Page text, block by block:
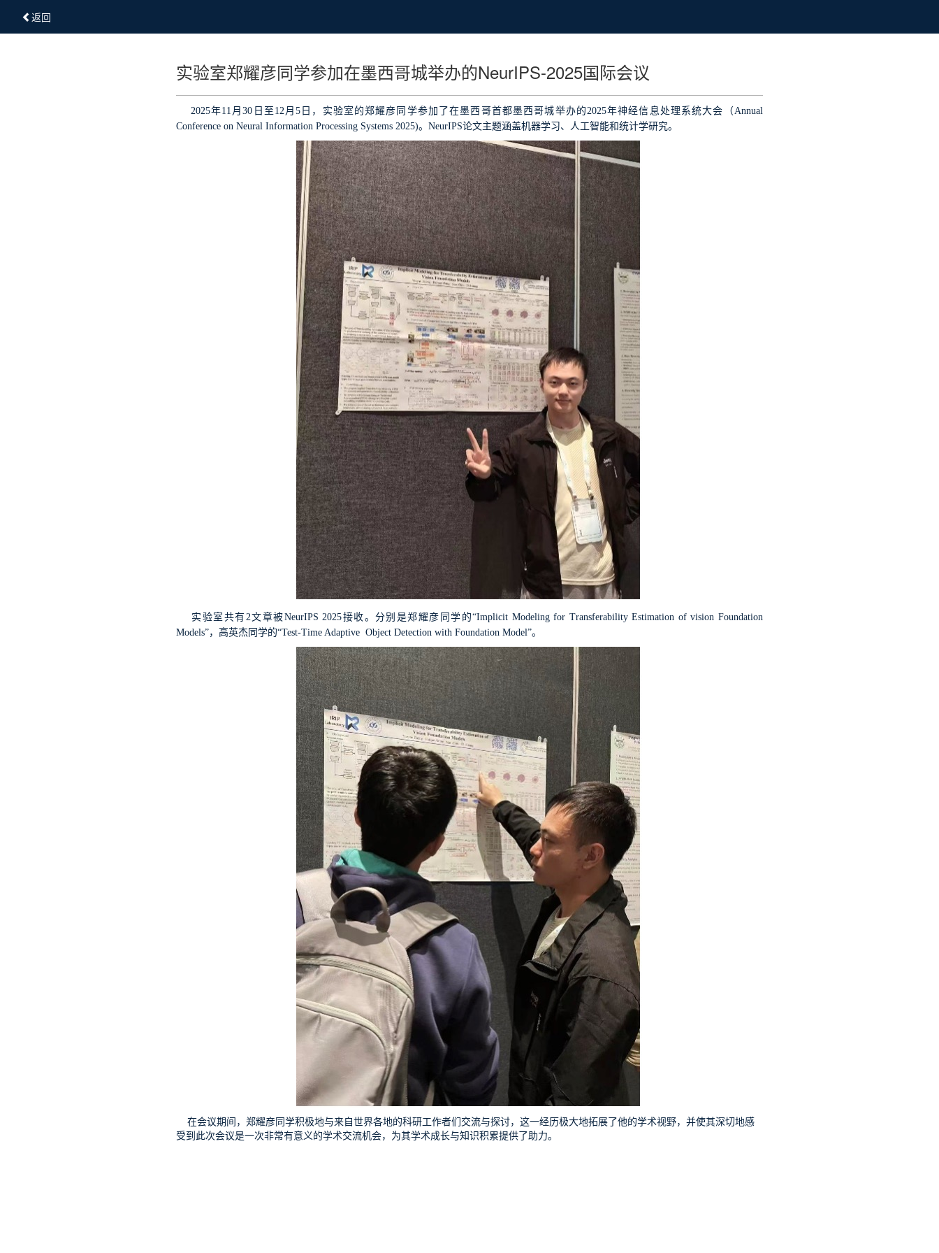
返回
实验室郑耀彦同学参加在墨西哥城举办的NeurIPS-2025国际会议
2025年11 月30 日至 12月5 日，实验室的郑耀彦同学参加了在墨西哥首都墨西哥城举办的2025年神经信息处理系统大会（Annual
Conference on Neural Information Processing Systems 2025)。NeurIPS论文主题涵盖机器学习、人工智能和统计学研究。
实验室共有2文章被NeurIPS 2025接收。分别是郑耀彦同学的“Implicit Modeling for Transferability Estimation of vision Foundation
Models”，高英杰同学的“Test-Time Adaptive Object Detection with Foundation Model”。
在会议期间，郑耀彦同学积极地与来自世界各地的科研工作者们交流与探讨，这一经历极大地拓展了他的学术视野，并使其深切地感
受到此次会议是一次非常有意义的学术交流机会，为其学术成长与知识积累提供了助力。